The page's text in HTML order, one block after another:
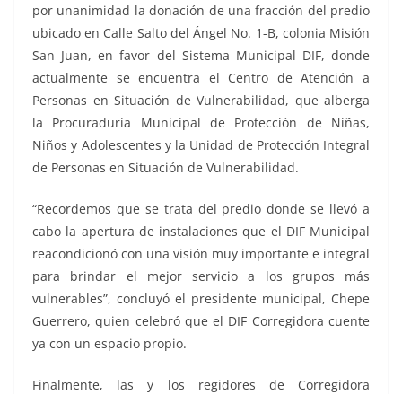
por unanimidad la donación de una fracción del predio
ubicado en Calle Salto del Ángel No. 1-B, colonia Misión
San Juan, en favor del Sistema Municipal DIF, donde
actualmente se encuentra el Centro de Atención a
Personas en Situación de Vulnerabilidad, que alberga
la Procuraduría Municipal de Protección de Niñas,
Niños y Adolescentes y la Unidad de Protección Integral
de Personas en Situación de Vulnerabilidad.
“Recordemos que se trata del predio donde se llevó a
cabo la apertura de instalaciones que el DIF Municipal
reacondicionó con una visión muy importante e integral
para brindar el mejor servicio a los grupos más
vulnerables”, concluyó el presidente municipal, Chepe
Guerrero, quien celebró que el DIF Corregidora cuente
ya con un espacio propio.
Finalmente, las y los regidores de Corregidora